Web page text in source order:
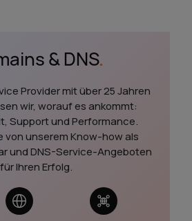
& DNS.
Provider mit über 25 Jahren
wir, worauf es ankommt:
Support und Performance.
von unserem Know-how als
und DNS-Service-Angeboten
für Ihren Erfolg.